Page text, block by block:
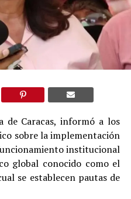
de Caracas, informó a los
sobre la implementación
institucional
global conocido como el
se establecen pautas de